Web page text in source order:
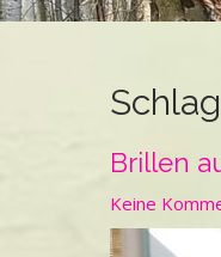
Brillen
Keine